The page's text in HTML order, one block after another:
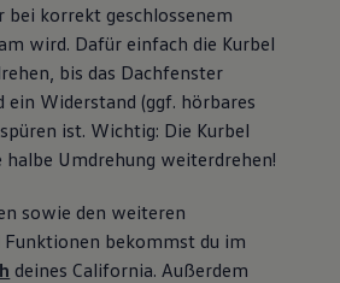
bei korrekt geschlossenem
wird. Dafür einfach die Kurbel
bis das Dachfenster
ein Widerstand (ggf. hörbares
ist. Wichtig: Die Kurbel
halbe Umdrehung weiterdrehen!
sowie den weiteren
Funktionen bekommst du im
deines California. Außerdem